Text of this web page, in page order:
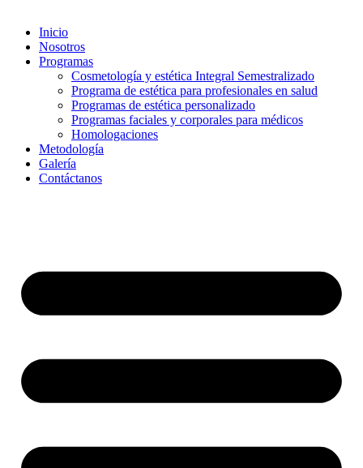
Inicio
Nosotros
Programas
Cosmetología y estética Integral Semestralizado
Programa de estética para profesionales en salud
Programas de estética personalizado
Programas faciales y corporales para médicos
Homologaciones
Metodología
Galería
Contáctanos